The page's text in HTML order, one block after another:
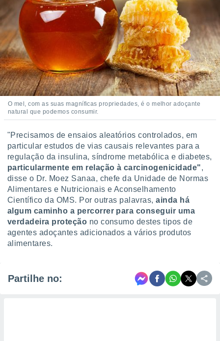
O mel, com as suas magníficas propriedades, é o melhor adoçante
natural que podemos consumir.
"Precisamos de ensaios aleatórios controlados, em
particular estudos de vias causais relevantes para a
regulação da insulina, síndrome metabólica e diabetes,
particularmente em relação à carcinogenicidade",
disse o Dr. Moez Sanaa, chefe da Unidade de Normas
Alimentares e Nutricionais e Aconselhamento
Científico da OMS. Por outras palavras,ainda há
algum caminho a percorrer para conseguir uma
verdadeira proteção no consumo destes tipos de
agentes adoçantes adicionados a vários produtos
alimentares.
Partilhe no: